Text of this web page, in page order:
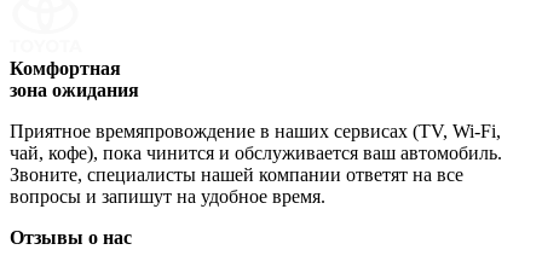
Комфортная
зона ожидания
Приятное времяпровождение в наших сервисах (TV, Wi-Fi,
чай, кофе), пока чинится и обслуживается ваш автомобиль.
Звоните, специалисты нашей компании ответят на все
вопросы и запишут на удобное время.
Отзывы о нас